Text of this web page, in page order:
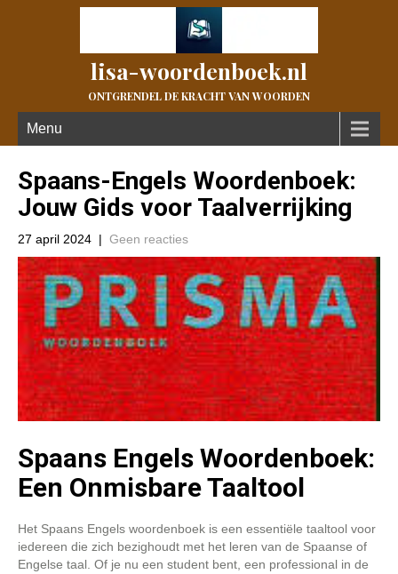
lisa-woordenboek.nl
ONTGRENDEL DE KRACHT VAN WOORDEN
Menu
Spaans-Engels Woordenboek:
Jouw Gids voor Taalverrijking
27 april 2024 | Geen reacties
Spaans Engels Woordenboek:
Een Onmisbare Taaltool
Het Spaans Engels woordenboek is een essentiële taaltool voor
iedereen die zich bezighoudt met het leren van de Spaanse of
Engelse taal. Of je nu een student bent, een professional in de